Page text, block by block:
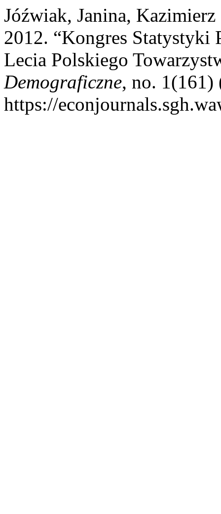
Jóźwiak, Janina,
2012. “Kongres Statystyki
Lecia Polskiego
Demograficzne, no. 1(161)
https://